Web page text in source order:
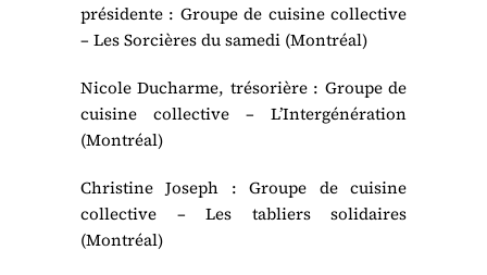
présidente : Groupe de cuisine collective
– Les Sorcières du samedi (Montréal)
Nicole Ducharme, trésorière : Groupe de
cuisine collective – L’Intergénération
(Montréal)
Christine Joseph : Groupe de cuisine
collective – Les tabliers solidaires
(Montréal)